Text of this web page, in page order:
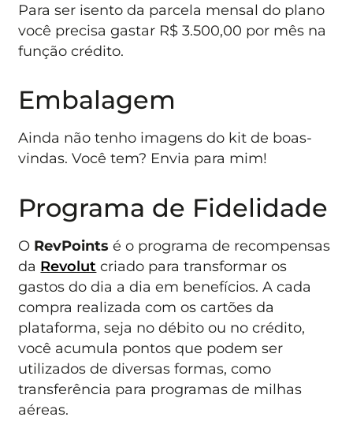
Para ser isento da parcela mensal do plano
você precisa gastar R$ 3.500,00 por mês na
função crédito.
Embalagem
Ainda não tenho imagens do kit de boas-
vindas. Você tem? Envia para mim!
Programa de Fidelidade
O RevPointsé o programa de recompensas
da Revolut criado para transformar os
gastos do dia a dia em benefícios. A cada
compra realizada com os cartões da
plataforma, seja no débito ou no crédito,
você acumula pontos que podem ser
utilizados de diversas formas, como
transferência para programas de milhas
aéreas.